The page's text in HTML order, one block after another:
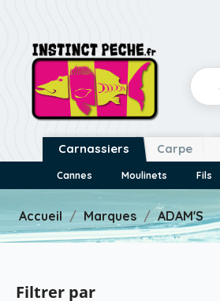
Carnassiers Carpe
Cannes Moulinets Fils
Accueil Marques ADAM'S
Filtrer par